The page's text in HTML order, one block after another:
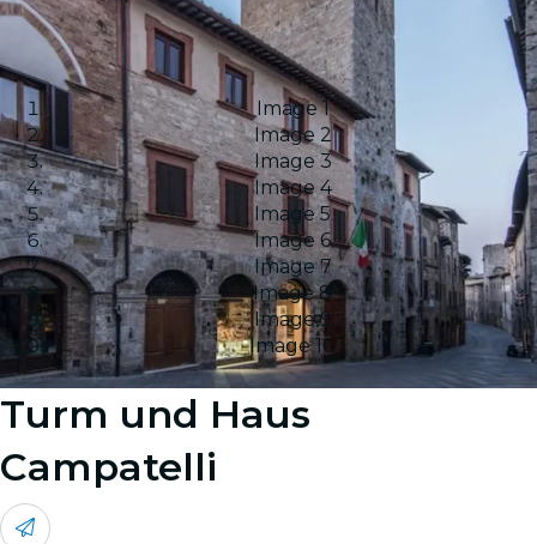
Image 1
Image 2
Image 3
Image 4
Image 5
Image 6
Image 7
Image 8
Image 9
Image 10
Turm und Haus
Campatelli